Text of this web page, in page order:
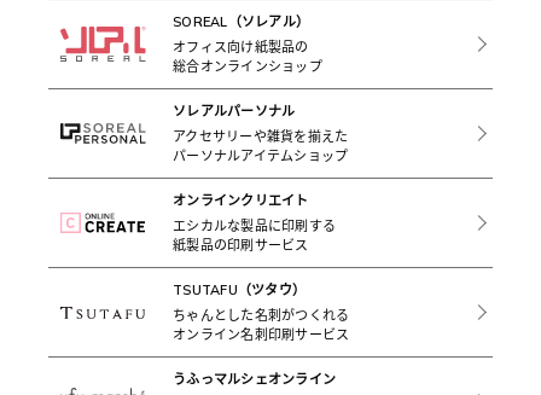
SOREAL（ソレアル）
オフィス向け紙製品の
総合オンラインショップ
ソレアルパーソナル
アクセサリーや雑貨を揃えた
パーソナルアイテムショップ
オンラインクリエイト
エシカルな製品に印刷する
紙製品の印刷サービス
TSUTAFU（ツタウ）
ちゃんとした名刺がつくれる
オンライン名刺印刷サービス
うふっマルシェオンライン